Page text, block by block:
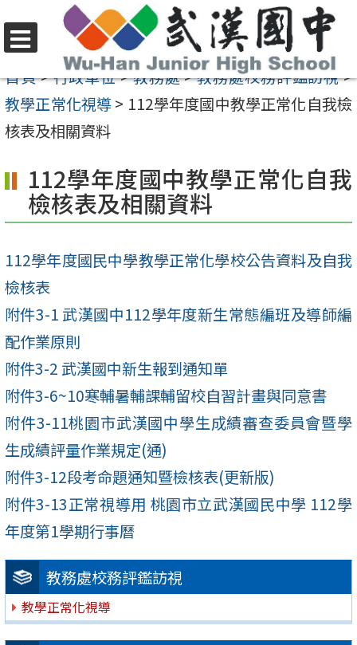
至
要
內
區
選
單
首頁>行政單位>教務處>教務處校務評鑑訪視>
教學正常化視導> 112學年度國中教學正常化自我檢
核表及相關資料
教務處校務評鑑訪視
教學正常化視導
112學年度國中教學正常化自我
檢核表及相關資料
112學年度國民中學教學正常化學校公告資料及自我
檢核表
附件3-1 武漢國中112學年度新生常態編班及導師編
配作業原則
附件3-2 武漢國中新生報到通知單
附件3-6~10寒輔暑輔課輔留校自習計畫與同意書
附件3-11桃園市武漢國中學生成績審查委員會暨學
生成績評量作業規定(通)
附件3-12段考命題通知暨檢核表(更新版)
附件3-13正常視導用 桃園市立武漢國民中學 112學
年度第1學期行事曆